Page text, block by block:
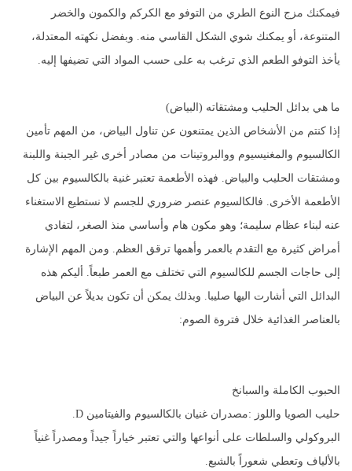
فيمكنك مزج النوع الطري من التوفو مع الكركم والكمون والخضر
المتنوعة، أو يمكنك شوي الشكل القاسي منه. وبفضل نكهته المعتدلة،
يأخذ التوفو الطعم الذي ترغب به على حسب المواد التي تضيفها إليه.
ما هي بدائل الحليب ومشتقاته (البياض)
إذا كنتم من الأشخاص الذين يمتنعون عن تناول البياض، من المهم تأمين
الكالسيوم والمغنيسيوم ووالبروتينات من مصادر أخرى غير الجبنة واللبنة
ومشتقات الحليب والبياض. فهذه الأطعمة تعتبر غنية بالكالسيوم بين كل
الأطعمة الأخرى. فالكالسيوم عنصر ضروري للجسم لا نستطيع الاستغناء
عنه لبناء عظام سليمة؛ وهو مكون هام وأساسي منذ الصغر، لتفادي
أمراض كثيرة مع التقدم بالعمر وأهمها ترقق العظم. ومن المهم الإشارة
إلى حاجات الجسم للكالسيوم التي تختلف مع العمر طبعاً. أليكم هذه
البدائل التي أشارت اليها صليبا. وبذلك يمكن أن تكون بديلاً عن البياض
بالعناصر الغذائية خلال فتروة الصوم:
الحبوب الكاملة والسبانخ
حليب الصويا واللوز :مصدران غنيان بالكالسيوم والفيتامين D.
البروكولي والسلطات على أنواعها والتي تعتبر خياراً جيداً ومصدراً غنياً
بالألياف وتعطي شعوراً بالشبع.